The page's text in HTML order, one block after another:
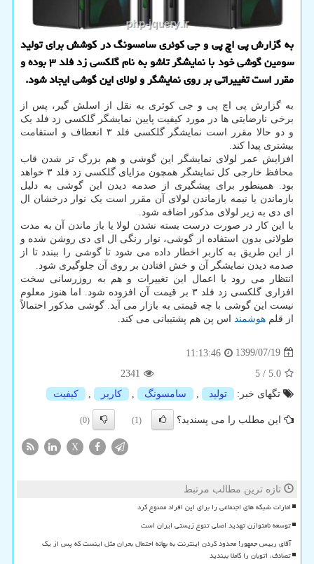
به گزارش پی اچ پی و جی كوئری سامسونگ در كوشش برای تولید
سومین گوشی خود با نمایشگر تاشو به نام گلكسی زد فلد ۳ بوده و
مقرر است تغییراتی بر روی نمایشگر و لولای این گوشی ایجاد شود.
به گزارش پی اچ پی و جی کوئری به نقل از اسلش گیر، پس از
برخی نارضایتی ها در مورد کیفیت پایین نمایشگر گلکسی زد فلد یک
و دو حالا مقرر است نمایشگر گلکسی فلد ۳ انعطاف و استقامت
بیشتری پیدا کند.
افزایش عمر لولای نمایشگر این گوشی و هم بزرگ تر شدن قاب
محافظ خارجی کل نمایشگر همچون مزایای گلکسی زد فلد ۳ خواهد
بود. همینطور برای پیشگیری از صدمه دیدن این گوشی به دلیل
بازماندن یا نیمه بازماندن لولای آن مقرر است یک نوار درخشان ال
ای دی به زیر لولای مذکور اضافه شود.
با این کار در صورت درست بسته نشدن لولا یا باز ماندن آن به مدت
طولانی بدون استفاده از گوشی، نوار رنگی ال ای دی روشن شده و
از این طریق به کاربر اخطار داده می شود تا گوشی را ببندد تا از
صدمه دیدن نمایشگر آن و خش افتادن بر روی آن جلوگیری شود.
انتظار می رود با اعمال این تغییرات و هم به روزرسانی سخت
افزاری گلکسی زد فلد ۳ بر قیمت آن افزوده شود. اما هنوز معلوم
نیست این گوشی با چه قیمتی به بازار می آید. گوشی مذکور احتمالاً
از قلم هوشمند اس پن هم پشتیبانی می کند.
1399/07/19
11:13:46
5.0
/
5
2341
تگهای خبر:
تولید , سامسونگ , كاربر , كیفیت
این مطلب را می پسندید؟ (1)
(0)
X
تازه ترین مطالب مرتبط
امارات شبکه های اجتماعی را برای این افراد ممنوع کرد
توسعه نامتوازن تهدید اصلی تنوع زیستی ایران است
آقای رییس جمهور! محدود کردن اینترنت به بهانه احتمال بحران مثل اینست که پس از یک
تصادف، اتوبان را کاملا ببندید